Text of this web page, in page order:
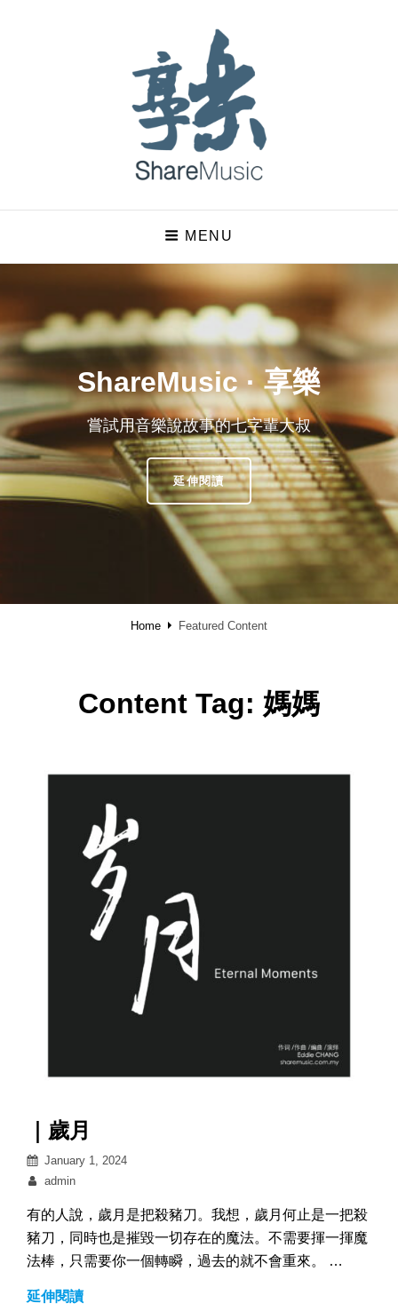
ShareMusic · 享樂
嘗試用音樂說故事的七字輩大叔
MENU
ShareMusic · 享樂
嘗試用音樂說故事的七字輩大叔
延伸閱讀SHAREMUSIC
·
享
樂
Home Featured Content
Content Tag: 媽媽
｜歲月
Posted
on
January 1, 2024
By
admin
有的人說，歲月是把殺豬刀。我想，歲月何止是一把殺
豬刀，同時也是摧毀一切存在的魔法。不需要揮一揮魔
法棒，只需要你一個轉瞬，過去的就不會重來。 …
延伸閱讀｜